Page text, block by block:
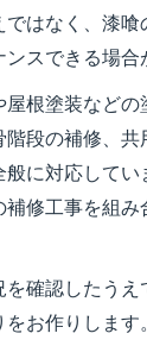
ではなく、漆喰
スできる場合
屋根塗装などの
段の補修、共
般に対応してい
修工事を組み
確認したうえ
お作りします